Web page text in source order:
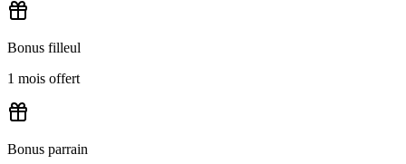
Bonus filleul
1 mois offert
Bonus parrain